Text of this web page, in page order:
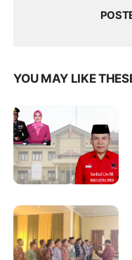
YOU MAY LIKE